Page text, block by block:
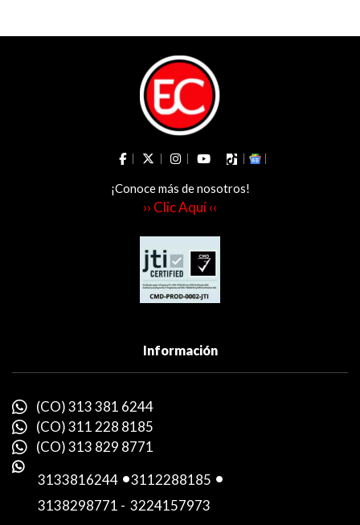
¡Conoce más de nosotros!
›› Clic Aquí ‹‹
Información
(CO) 313 381 6244
(CO) 311 228 8185
(CO) 313 829 8771
3133816244 -3112288185 -
3138298771 - 3224157973